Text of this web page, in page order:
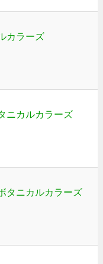
カラーズ
ニカルカラーズ
タニカルカラーズ